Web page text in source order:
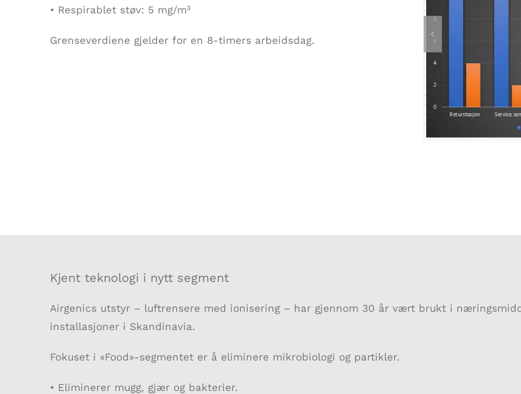
• Respirablet støv: 5 mg/m³
Grenseverdiene gjelder for en 8-timers arbeidsdag.
Kjent teknologi i nytt segment
Airgenics utstyr – luftrensere med ionisering – har gjennom 30 år vært brukt i
installasjoner i Skandinavia.
Fokuset i «Food»-segmentet er å eliminere mikrobiologi og partikler.
• Eliminerer mugg, gjær og bakterier.